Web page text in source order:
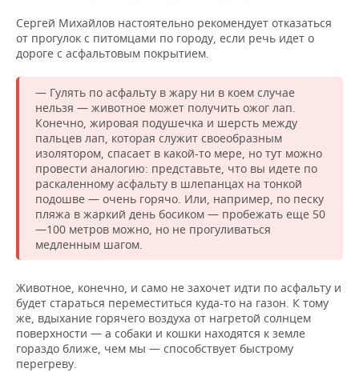
Сергей Михайлов настоятельно рекомендует отказаться
от прогулок с питомцами по городу, если речь идет о
дороге с асфальтовым покрытием.
— Гулять по асфальту в жару ни в коем случае
нельзя — животное может получить ожог лап.
Конечно, жировая подушечка и шерсть между
пальцев лап, которая служит своеобразным
изолятором, спасает в какой-то мере, но тут можно
провести аналогию: представьте, что вы идете по
раскаленному асфальту в шлепанцах на тонкой
подошве — очень горячо. Или, например, по песку
пляжа в жаркий день босиком — пробежать еще 50
—100 метров можно, но не прогуливаться
медленным шагом.
Животное, конечно, и само не захочет идти по асфальту и
будет стараться переместиться куда-то на газон. К тому
же, вдыхание горячего воздуха от нагретой солнцем
поверхности — а собаки и кошки находятся к земле
гораздо ближе, чем мы — способствует быстрому
перегреву.